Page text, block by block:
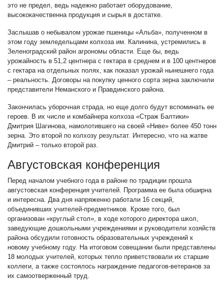
это не предел, ведь надежно работает оборудование,
высококачественна продукция и сырья в достатке.
Заслышав о небывалом урожае пшеницы «Альба», полученном в
этом году земледельцами колхоза им. Калинина, устремились в
Зеленоградский район агрономы области. Еще бы, ведь
урожайность в 51,2 центнера с гектара в среднем и в 100 центнеров
с гектара на отдельных полях, как показал урожай нынешнего года
– реальность. Договоры на покупку ценного сорта зерна заключили
представители Неманского и Правдинского района.
Закончилась уборочная страда, но еще долго будут вспоминать ее
героев. В их числе и комбайнера колхоза «Страж Балтики»
Дмитрия Шагинова, намолотившего на своей «Ниве» более 450 тонн
зерна. Это второй по колхозу результат. Интересно, что на жатве
Дмитрий – только второй раз.
Августовская конференция
Перед началом учебного года в районе по традиции прошла
августовская конференция учителей. Программа ее была обширна
и интересна. Два дня напряженно работали 16 секций,
объединивших учителей-предметников. Кроме того, был
организован «круглый стол», в ходе которого директора школ,
заведующие дошкольными учреждениями и руководители хозяйств
района обсудили готовность образовательных учреждений к
новому учебному году. На итоговом совещании были представлены
18 молодых учителей, которых тепло приветствовали их старшие
коллеги, а также состоялось награждение педагогов-ветеранов за
их самоотверженный труд.